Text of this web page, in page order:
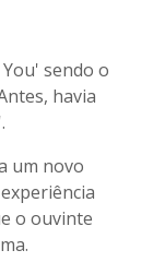
sendo o
havia
um novo
o ouvinte